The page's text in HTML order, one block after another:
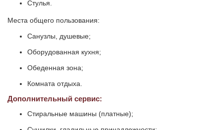
Стулья.
Места общего пользования:
Санузлы, душевые;
Оборудованная кухня;
Обеденная зона;
Комната отдыха.
Дополнительный сервис:
Стиральные машины (платные);